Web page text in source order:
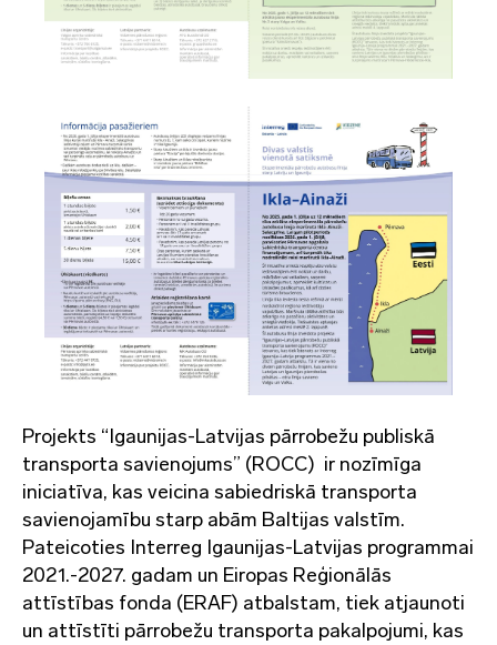
Projekts “Igaunijas-Latvijas pārrobežu publiskā
transporta savienojums” (ROCC) ir nozīmīga
iniciatīva, kas veicina sabiedriskā transporta
savienojamību starp abām Baltijas valstīm.
Pateicoties Interreg Igaunijas-Latvijas programmai
2021.-2027. gadam un Eiropas Reģionālās
attīstības fonda (ERAF) atbalstam, tiek atjaunoti
un attīstīti pārrobežu transporta pakalpojumi, kas